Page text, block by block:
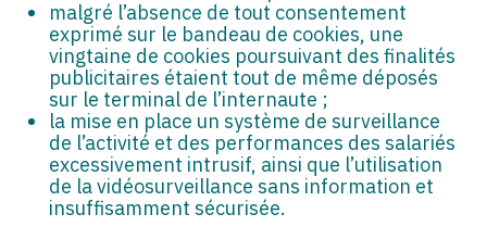
malgré l’absence de tout consentement
exprimé sur le bandeau de cookies, une
vingtaine de cookies poursuivant des finalités
publicitaires étaient tout de même déposés
sur le terminal de l’internaute ;
la mise en place un système de surveillance
de l’activité et des performances des salariés
excessivement intrusif, ainsi que l’utilisation
de la vidéosurveillance sans information et
insuffisamment sécurisée.